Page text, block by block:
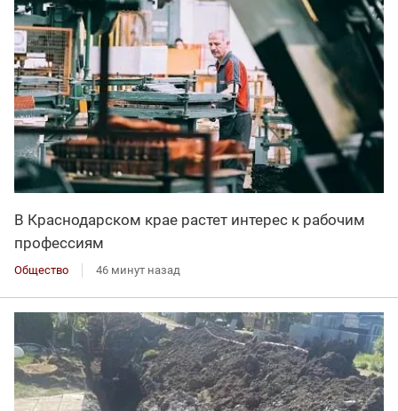
В Краснодарском крае растет интерес к рабочим
профессиям
Общество 46 минут назад